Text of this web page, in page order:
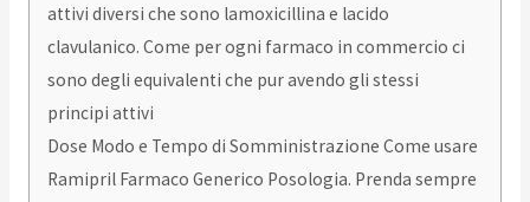
attivi diversi che sono lamoxicillina e lacido
clavulanico. Come per ogni farmaco in commercio ci
sono degli equivalenti che pur avendo gli stessi
principi attivi
Dose Modo e Tempo di Somministrazione Come usare
Ramipril Farmaco Generico Posologia. Prenda sempre